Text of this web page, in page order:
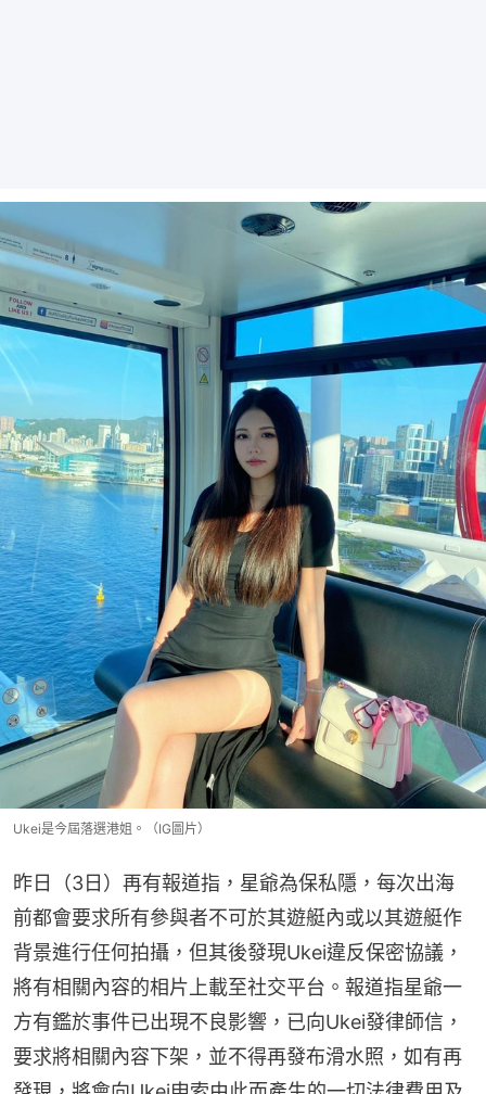
Ukei是今屆落選港姐。（IG圖片）
昨日（3日）再有報道指，星爺為保私隱，每次出海
前都會要求所有參與者不可於其遊艇內或以其遊艇作
背景進行任何拍攝，但其後發現Ukei違反保密協議，
將有相關內容的相片上載至社交平台。報道指星爺一
方有鑑於事件已出現不良影響，已向Ukei發律師信，
要求將相關內容下架，並不得再發布滑水照，如有再